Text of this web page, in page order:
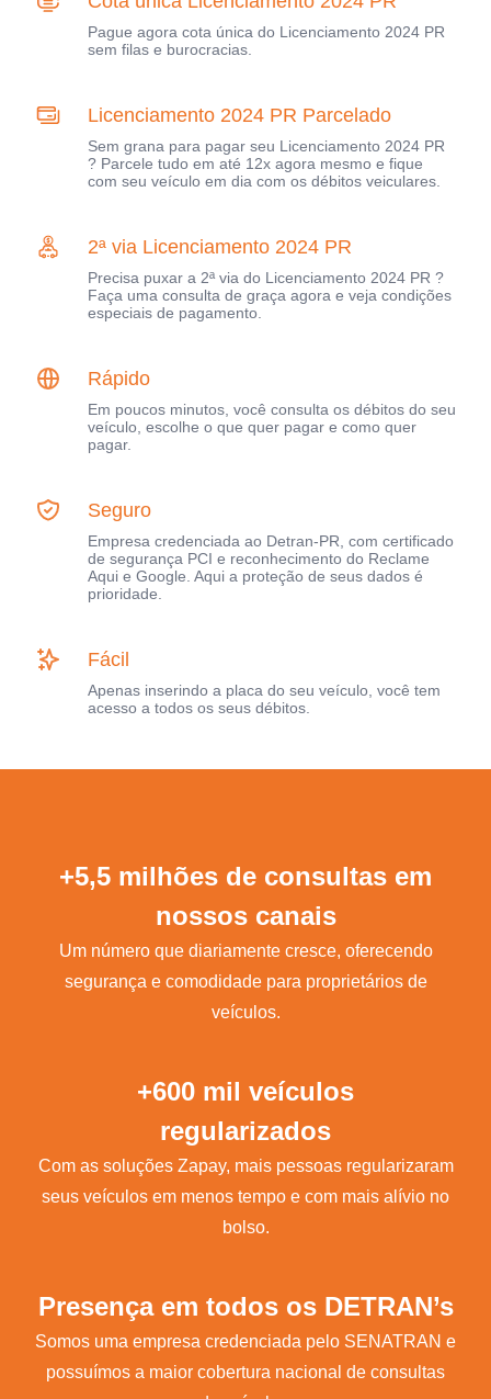
Pague agora cota única do Licenciamento 2024 PR
sem filas e burocracias.
Licenciamento 2024 PR Parcelado
Sem grana para pagar seu Licenciamento 2024 PR
? Parcele tudo em até 12x agora mesmo e fique
com seu veículo em dia com os débitos veiculares.
2ª via Licenciamento 2024 PR
Precisa puxar a 2ª via do Licenciamento 2024 PR ?
Faça uma consulta de graça agora e veja condições
especiais de pagamento.
Rápido
Em poucos minutos, você consulta os débitos do seu
veículo, escolhe o que quer pagar e como quer
pagar.
Seguro
Empresa credenciada ao Detran-PR, com certificado
de segurança PCI e reconhecimento do Reclame
Aqui e Google. Aqui a proteção de seus dados é
prioridade.
Fácil
Apenas inserindo a placa do seu veículo, você tem
acesso a todos os seus débitos.
+5,5 milhões de consultas em
nossos canais
Um número que diariamente cresce, oferecendo
segurança e comodidade para proprietários de
veículos.
+600 mil veículos
regularizados
Com as soluções Zapay, mais pessoas regularizaram
seus veículos em menos tempo e com mais alívio no
bolso.
Presença em todos os DETRAN’s
Somos uma empresa credenciada pelo SENATRAN e
possuímos a maior cobertura nacional de consultas